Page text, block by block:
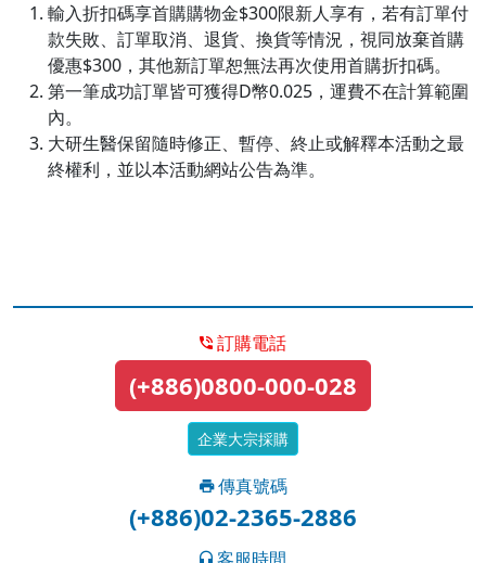
輸入折扣碼享首購購物金$300限新人享有，若有訂單付
款失敗、訂單取消、退貨、換貨等情況，視同放棄首購
優惠$300，其他新訂單恕無法再次使用首購折扣碼。
第一筆成功訂單皆可獲得D幣0.025，運費不在計算範圍
內。
大研生醫保留隨時修正、暫停、終止或解釋本活動之最
終權利，並以本活動網站公告為準。
訂購電話
(+886)0800-000-028
企業大宗採購
傳真號碼
(+886)02-2365-2886